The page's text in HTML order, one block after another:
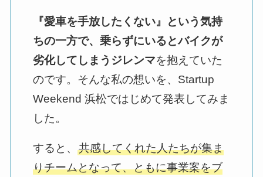
『愛車を手放したくない』という気持
ちの一方で、乗らずにいるとバイクが
劣化してしまうジレンマを抱えていた
のです。そんな私の想いを、Startup
Weekend 浜松ではじめて発表してみま
した。
すると、 共感してくれた人たちが集ま
りチームとなって、ともに事業案をブ